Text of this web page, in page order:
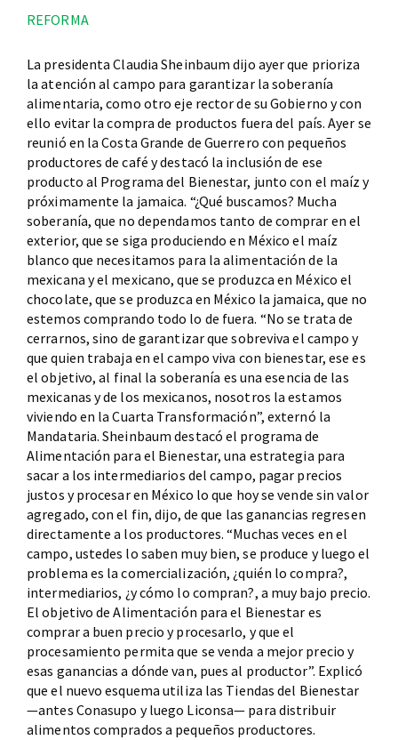
REFORMA
La presidenta Claudia Sheinbaum dijo ayer que prioriza
la atención al campo para garantizar la soberanía
alimentaria, como otro eje rector de su Gobierno y con
ello evitar la compra de productos fuera del país. Ayer se
reunió en la Costa Grande de Guerrero con pequeños
productores de café y destacó la inclusión de ese
producto al Programa del Bienestar, junto con el maíz y
próximamente la jamaica. “¿Qué buscamos? Mucha
soberanía, que no dependamos tanto de comprar en el
exterior, que se siga produciendo en México el maíz
blanco que necesitamos para la alimentación de la
mexicana y el mexicano, que se produzca en México el
chocolate, que se produzca en México la jamaica, que no
estemos comprando todo lo de fuera. “No se trata de
cerrarnos, sino de garantizar que sobreviva el campo y
que quien trabaja en el campo viva con bienestar, ese es
el objetivo, al final la soberanía es una esencia de las
mexicanas y de los mexicanos, nosotros la estamos
viviendo en la Cuarta Transformación”, externó la
Mandataria. Sheinbaum destacó el programa de
Alimentación para el Bienestar, una estrategia para
sacar a los intermediarios del campo, pagar precios
justos y procesar en México lo que hoy se vende sin valor
agregado, con el fin, dijo, de que las ganancias regresen
directamente a los productores. “Muchas veces en el
campo, ustedes lo saben muy bien, se produce y luego el
problema es la comercialización, ¿quién lo compra?,
intermediarios, ¿y cómo lo compran?, a muy bajo precio.
El objetivo de Alimentación para el Bienestar es
comprar a buen precio y procesarlo, y que el
procesamiento permita que se venda a mejor precio y
esas ganancias a dónde van, pues al productor”. Explicó
que el nuevo esquema utiliza las Tiendas del Bienestar
—antes Conasupo y luego Liconsa— para distribuir
alimentos comprados a pequeños productores.